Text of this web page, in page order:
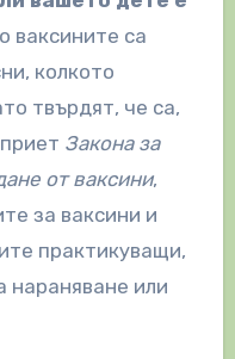
ваксините са
колкото
твърдят, че са,
Закона за
от ваксини,
за ваксини и
практикуващи,
нараняване или